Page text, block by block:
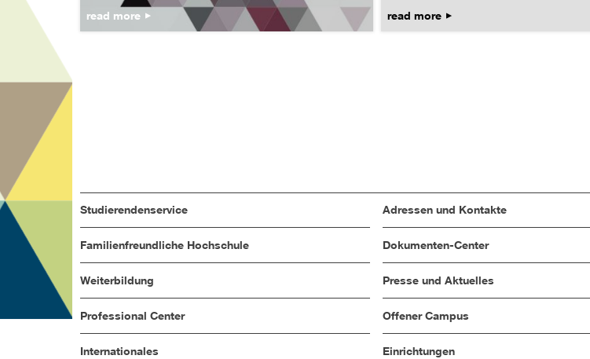
read more read more
Studierendenservice
Familienfreundliche Hochschule
Weiterbildung
Professional Center
Internationales
Adressen und Kontakte
Dokumenten-Center
Presse und Aktuelles
Offener Campus
Einrichtungen